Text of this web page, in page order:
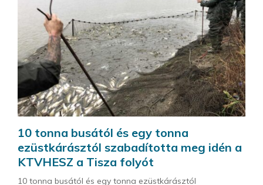
10 tonna busától és egy tonna
ezüstkárásztól szabadította meg idén a
KTVHESZ a Tisza folyót
10 tonna busától és egy tonna ezüstkárásztól